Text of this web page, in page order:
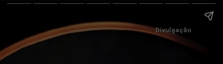
Divulgação